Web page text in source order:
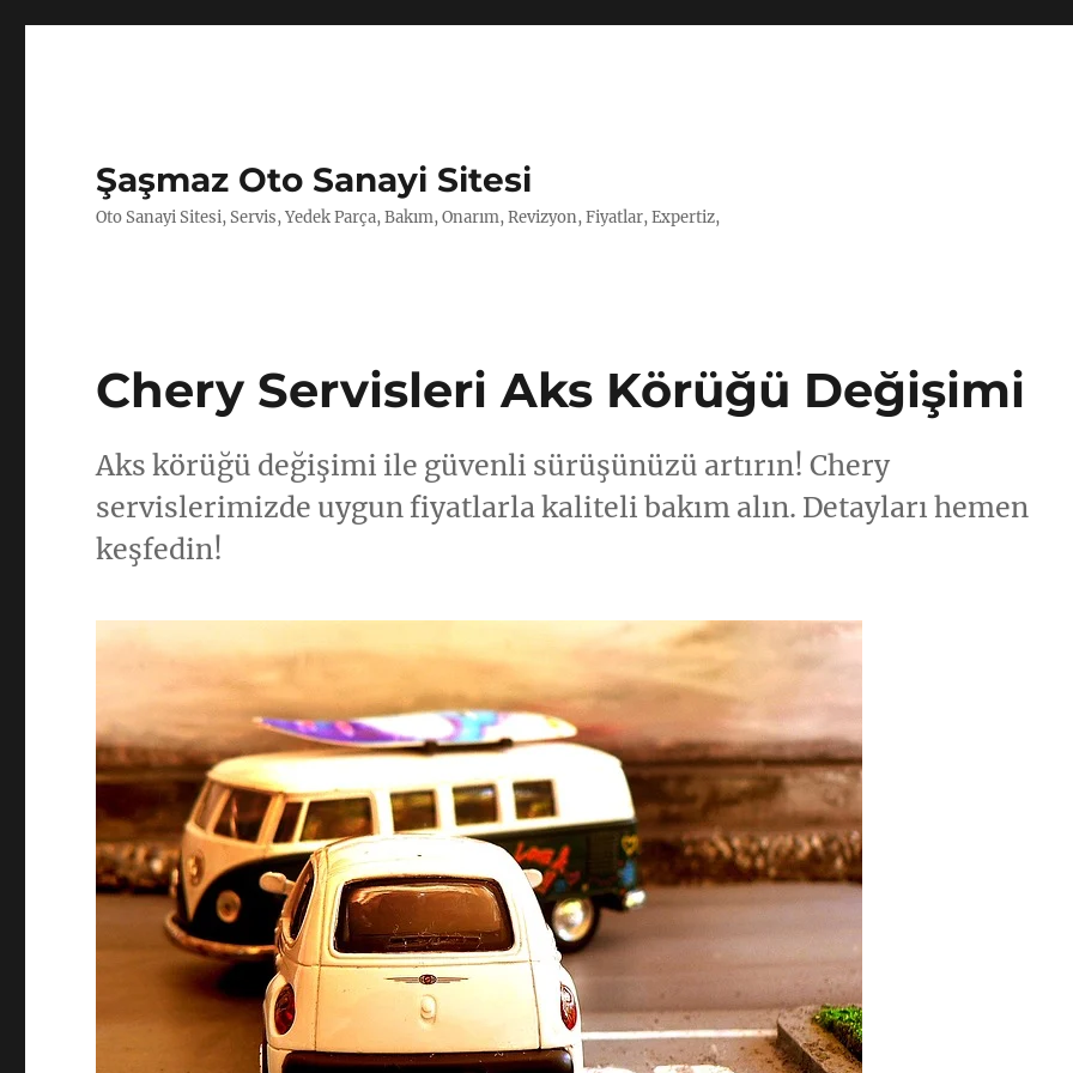
Şaşmaz Oto Sanayi Sitesi
Oto Sanayi Sitesi, Servis, Yedek Parça, Bakım, Onarım, Revizyon, Fiyatlar, Expertiz,
Chery Servisleri Aks Körüğü Değişimi
Aks körüğü değişimi ile güvenli sürüşünüzü artırın! Chery
servislerimizde uygun fiyatlarla kaliteli bakım alın. Detayları hemen
keşfedin!